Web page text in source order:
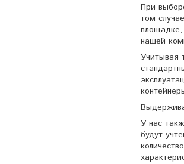
При
том
площадке,
нашей
Учитывая
У нас
будут